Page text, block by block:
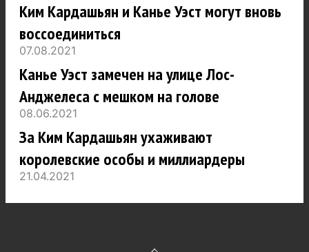
Ким Кардашьян и Канье Уэст могут вновь
воссоединиться
07.08.2021
Канье Уэст замечен на улице Лос-
Анджелеса с мешком на голове
08.06.2021
За Ким Кардашьян ухаживают
королевские особы и миллиардеры
21.04.2021